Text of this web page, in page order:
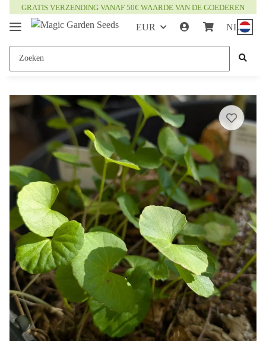
GRATIS VERZENDING VANAF 50€ WAARDE VAN DE GOEDEREN
EUR NL